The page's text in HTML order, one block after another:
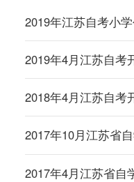
2019年江苏自考小
2019年4月江苏自考
2018年4月江苏自考
2017年10月江苏省
2017年4月江苏省自